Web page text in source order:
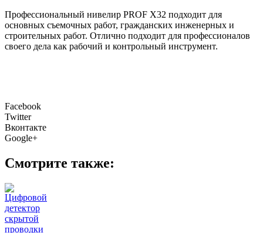
Профессиональный нивелир PROF Х32 подходит для
основных съемочных работ, гражданских инженерных и
строительных работ. Отлично подходит для профессионалов
своего дела как рабочий и контрольный инструмент.
Facebook
Twitter
Вконтакте
Google+
Смотрите также: